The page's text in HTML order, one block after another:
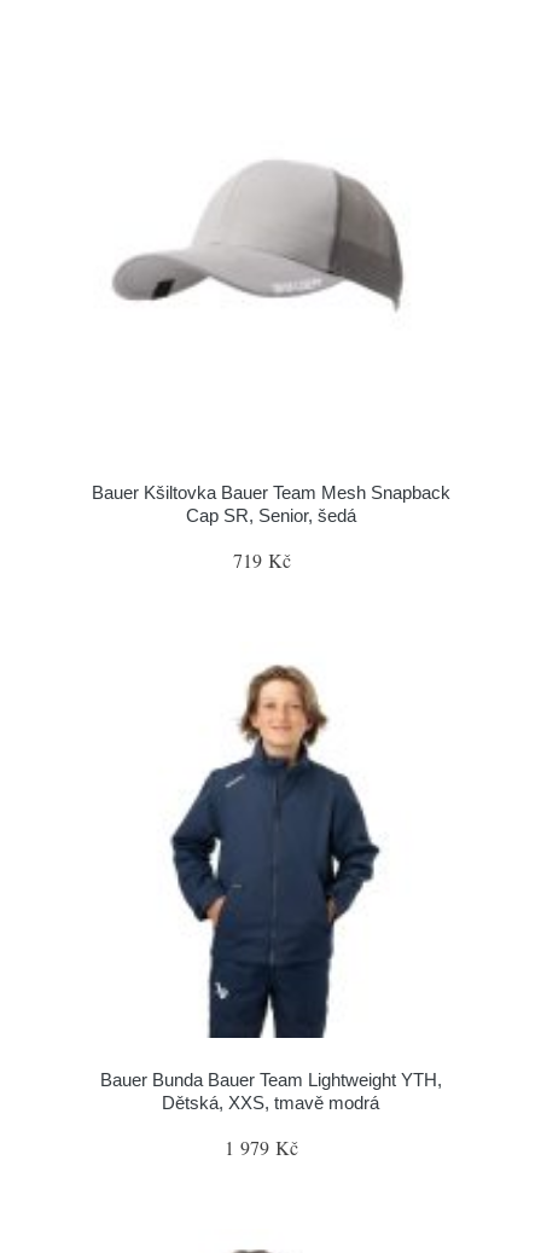
Bauer Kšiltovka Bauer Team Mesh Snapback
Cap SR, Senior, šedá
719 Kč
Bauer Bunda Bauer Team Lightweight YTH,
Dětská, XXS, tmavě modrá
1 979 Kč